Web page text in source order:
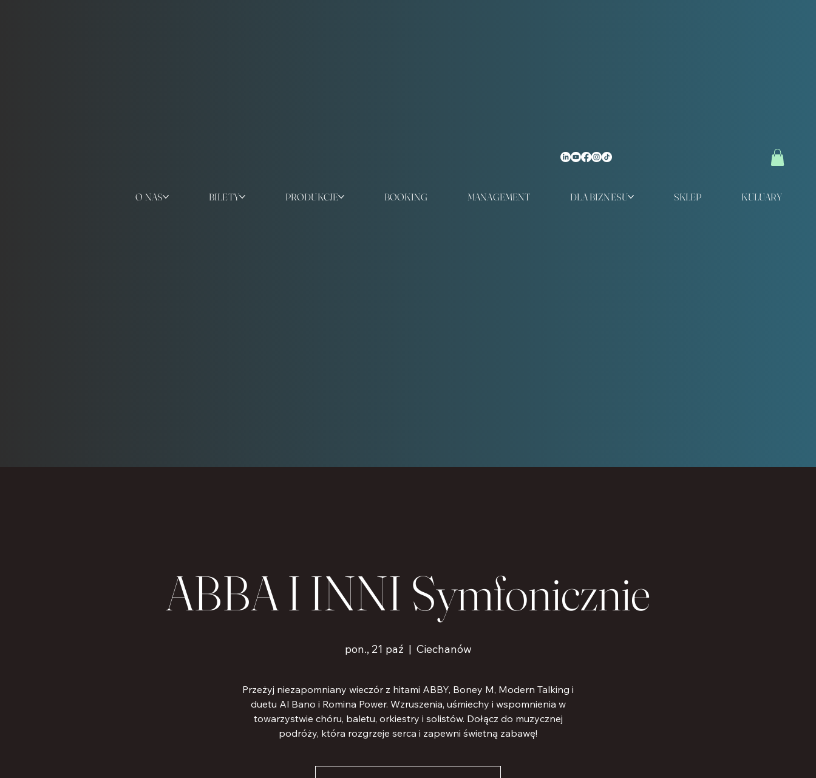
O NAS BILETY PRODUKCJE BOOKING MANAGEMENT DLA BIZNESU SKLEP KULUARY
ABBA I INNI Symfonicznie
pon., 21 paź
  |
Ciechanów
Przeżyj niezapomniany wieczór z hitami ABBY, Boney M, Modern Talking i
duetu Al Bano i Romina Power. Wzruszenia, uśmiechy i wspomnienia w
towarzystwie chóru, baletu, orkiestry i solistów. Dołącz do muzycznej
podróży, która rozgrzeje serca i zapewni świetną zabawę!